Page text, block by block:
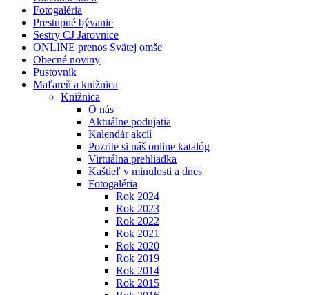
Fotogaléria
Prestupné bývanie
Sestry CJ Jarovnice
ONLINE prenos Svätej omše
Obecné noviny
Pustovník
Maľareň a knižnica
Knižnica
O nás
Aktuálne podujatia
Kalendár akcií
Pozrite si náš online katalóg
Virtuálna prehliadka
Kaštieľ v minulosti a dnes
Fotogaléria
Rok 2024
Rok 2023
Rok 2022
Rok 2021
Rok 2020
Rok 2019
Rok 2014
Rok 2015